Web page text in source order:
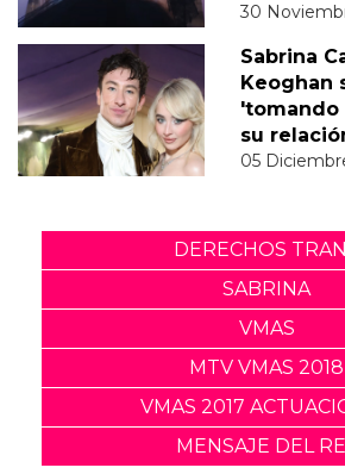
30
Sabrina
Keoghan
'tomando
su
05
DERECHOS
SABRINA
VMAS
MTV VMAS 2018
VMAS 2017
MENSAJE DEL